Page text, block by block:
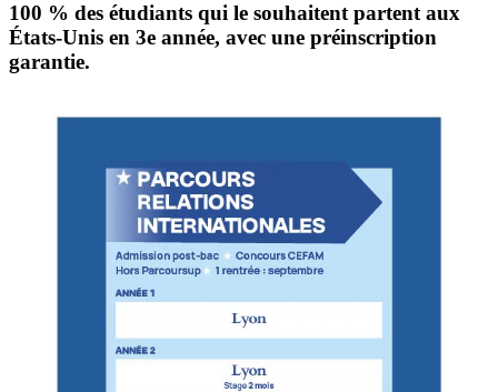
100 % des étudiants qui le souhaitent partent aux
États-Unis en 3e année, avec une préinscription
garantie.